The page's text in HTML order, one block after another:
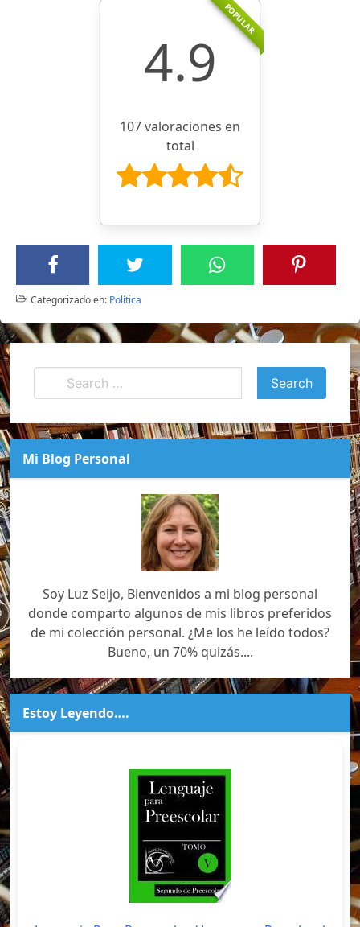
POPULAR
4.9
107 valoraciones en
total
Categorizado en: Política
Mi Blog Personal
Soy Luz Seijo, Bienvenidos a mi blog personal
donde comparto algunos de mis libros preferidos
de mi colección personal. ¿Me los he leído todos?
Bueno, un 70% quizás....
Estoy Leyendo….